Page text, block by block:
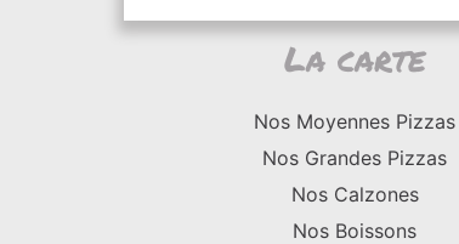
La carte
Nos Moyennes Pizzas
Nos Grandes Pizzas
Nos Calzones
Nos Boissons